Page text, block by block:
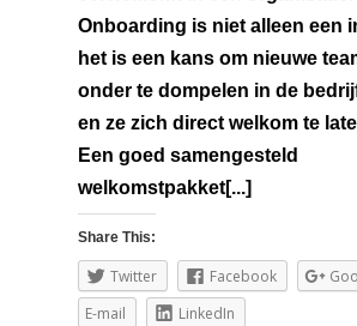
Onboarding is niet alleen een
het is een kans om nieuwe
onder te dompelen in de
en ze zich direct welkom te
Een goed samengesteld
welkomstpakket[...]
Share This:
Twitter Facebook
E-mail
LinkedIn